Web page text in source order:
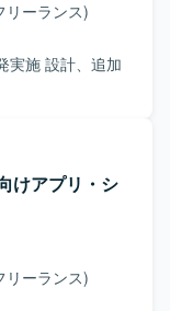
リーランス)
実施 設計、追加
けアプリ・シ
リーランス)